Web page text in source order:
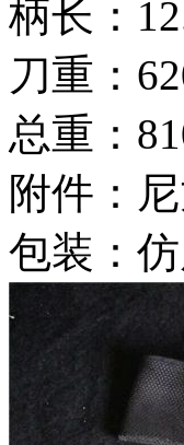
柄长：
刀重：
总重：
附件：
包装：